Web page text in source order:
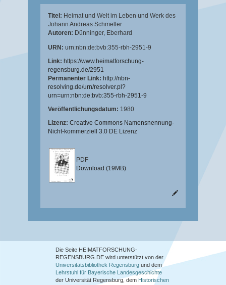
Titel: Heimat und Welt im Leben und Werk des
Johann Andreas Schmeller
Autoren: Dünninger, Eberhard
URN: urn:nbn:de:bvb:355-rbh-2951-9
Link: https://www.heimatforschung-
regensburg.de/2951
Permanenter Link: http://nbn-
resolving.de/urn/resolver.pl?
urn=urn:nbn:de:bvb:355-rbh-2951-9
Veröffentlichungsdatum: 1980
Lizenz: Creative Commons Namensnennung-
Nicht-kommerziell 3.0 DE Lizenz
PDF
Download (19MB)
Die Seite HEIMATFORSCHUNG-
REGENSBURG.DE wird unterstützt von der
Universitätsbibliothek Regensburg und dem
Lehrstuhl für Bayerische Landesgeschichte
der Universität Regensburg, dem Historischen